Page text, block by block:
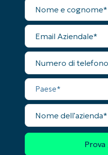
completo
Email
Aziendale
Numero
telefono
Paese
Nome
dell'azienda
Phone
number*
Paese
Company
name*